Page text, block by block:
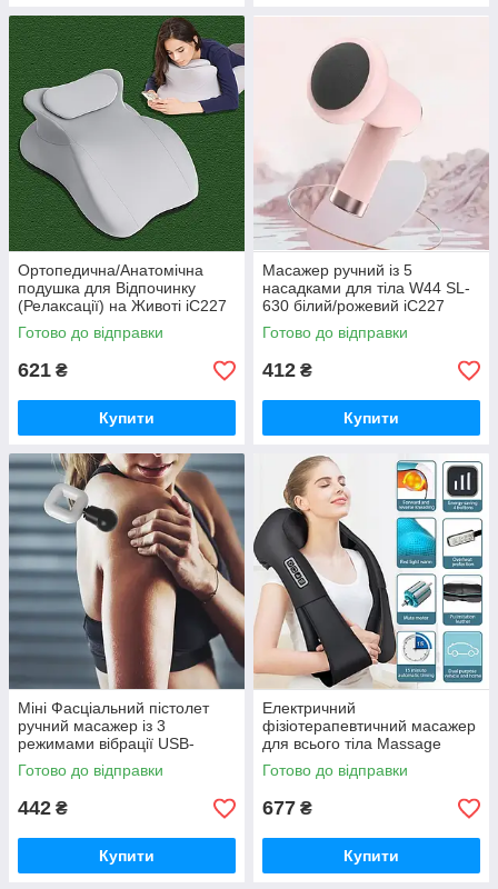
Ортопедична/Анатомічна
подушка для Відпочинку
(Релаксації) на Животі iC227
Готово до відправки
621 ₴
Купити
Масажер ручний із 5
насадками для тіла W44 SL-
630 білий/рожевий iC227
Готово до відправки
412 ₴
Купити
Міні Фасціальний пістолет
ручний масажер із 3
режимами вібрації USB-
заряджання BAN iC227
Готово до відправки
442 ₴
Купити
Електричний
фізіотерапевтичний масажер
для всього тіла Massage
Shawl універсальний
роликовий iC227
Готово до відправки
677 ₴
Купити